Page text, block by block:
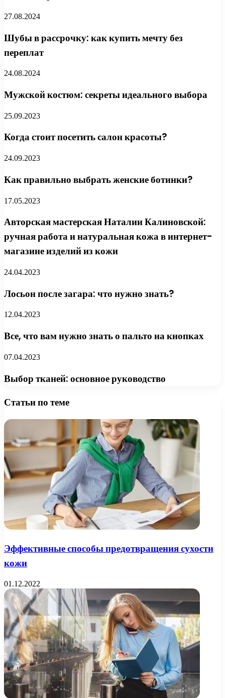
27.08.2024
Шубы в рассрочку: как купить мечту без
переплат
24.08.2024
Мужской костюм: секреты идеального выбора
25.09.2023
Когда стоит посетить салон красоты?
24.09.2023
Как правильно выбрать женские ботинки?
17.05.2023
Авторская мастерская Наталии Калиновской:
ручная работа и натуральная кожа в интернет-
магазине изделий из кожи
24.04.2023
Лосьон после загара: что нужно знать?
12.04.2023
Все, что вам нужно знать о пальто на кнопках
07.04.2023
Выбор тканей: основное руководство
Статьи по теме
Эффективные способы предотвращения сухости
кожи
01.12.2022